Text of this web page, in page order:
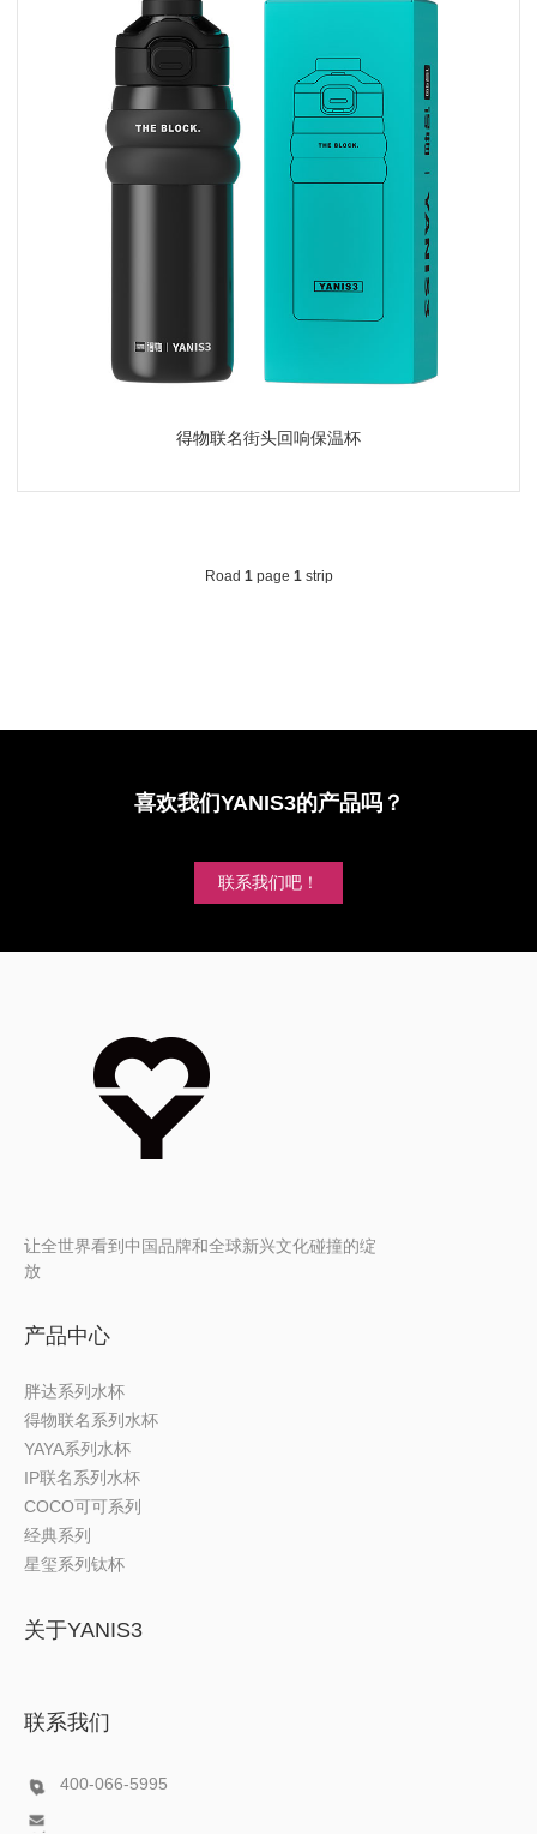
得物联名街头回响保温杯
Road 1page 1strip
喜欢我们YANIS3的产品吗？
联系我们吧！
让全世界看到中国品牌和全球新兴文化碰撞的绽
放
产品中心
胖达系列水杯
得物联名系列水杯
YAYA系列水杯
IP联名系列水杯
COCO可可系列
经典系列
星玺系列钛杯
关于YANIS3
联系我们
400-066-5995